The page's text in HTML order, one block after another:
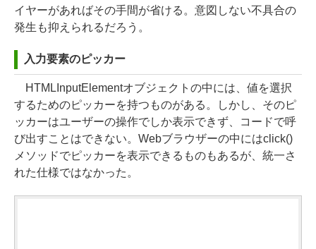
イヤーがあればその手間が省ける。意図しない不具合の
発生も抑えられるだろう。
入力要素のピッカー
HTMLInputElementオブジェクトの中には、値を選択
するためのピッカーを持つものがある。しかし、そのピ
ッカーはユーザーの操作でしか表示できず、コードで呼
び出すことはできない。Webブラウザーの中にはclick()
メソッドでピッカーを表示できるものもあるが、統一さ
れた仕様ではなかった。